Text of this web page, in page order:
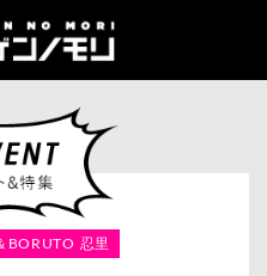
BORUTO 忍里